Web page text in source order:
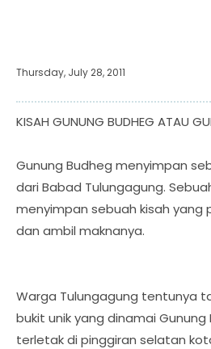
Thursday, July 28, 2011
KISAH GUNUNG BUDHEG ATAU
Gunung Budheg menyimpan
dari Babad Tulungagung.
menyimpan sebuah kisah yang
dan ambil maknanya.
Warga Tulungagung tentunya
bukit unik yang dinamai Gunung
terletak di pinggiran selatan